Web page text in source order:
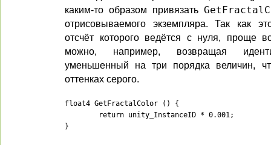
каким-то образом привязать
отрисовываемого экземпляра. Так как
отсчёт которого ведётся с нуля, проще
можно, например, возвращая
уменьшенный на три порядка величин,
оттенках серого.
float4 GetFractalColor () {
}